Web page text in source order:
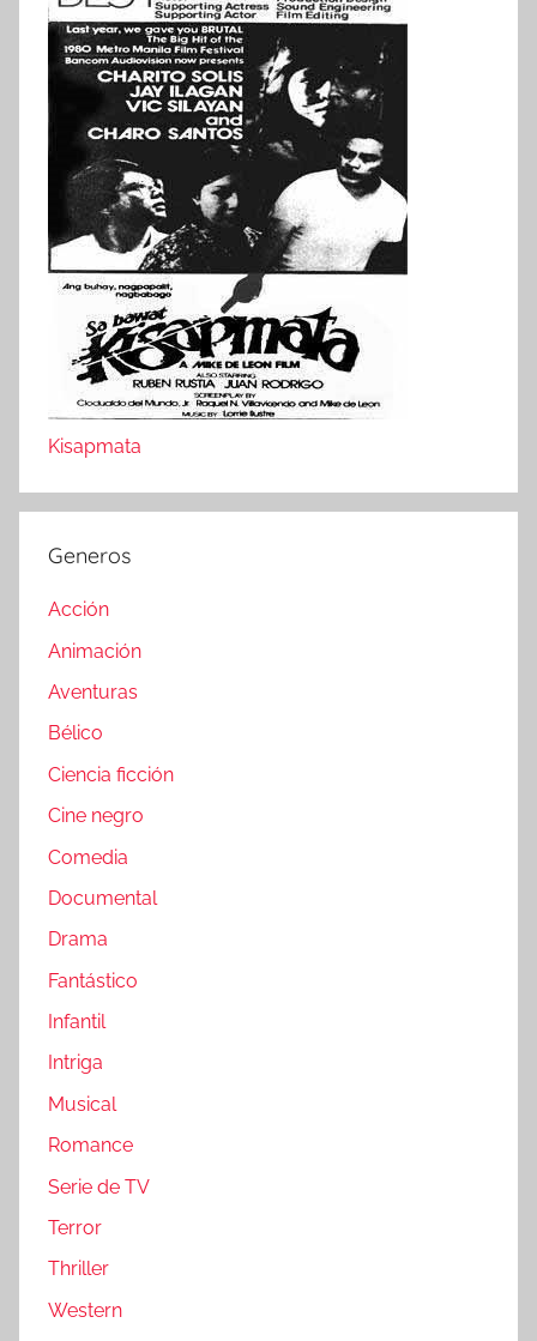
Kisapmata
Generos
Acción
Animación
Aventuras
Bélico
Ciencia ficción
Cine negro
Comedia
Documental
Drama
Fantástico
Infantil
Intriga
Musical
Romance
Serie de TV
Terror
Thriller
Western